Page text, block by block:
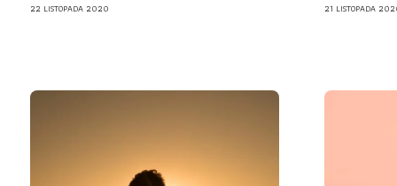
22 LISTOPADA 2020 21 LISTOPADA